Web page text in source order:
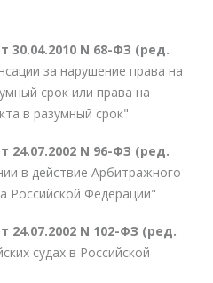
N 68-ФЗ (ред.
за нарушение права на
срок или права на
в разумный срок"
N 96-ФЗ (ред.
в действие Арбитражного
Российской Федерации"
N 102-ФЗ (ред.
судах в Российской